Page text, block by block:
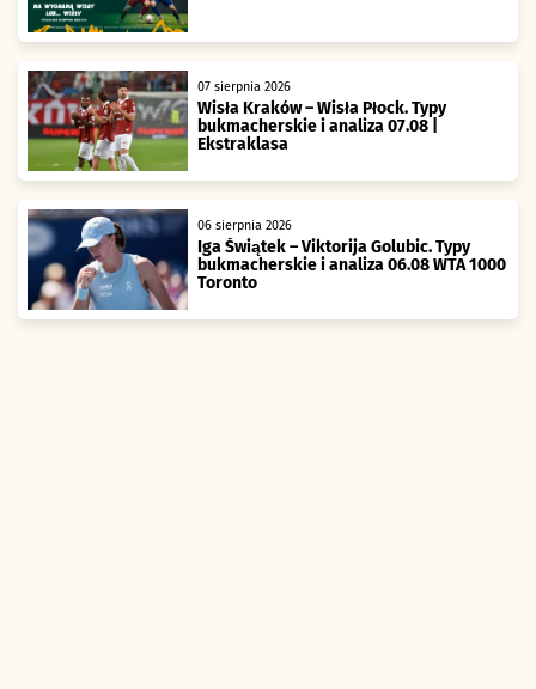
07 sierpnia 2026
Wisła Kraków – Wisła Płock. Typy
bukmacherskie i analiza 07.08 |
Ekstraklasa
06 sierpnia 2026
Iga Świątek – Viktorija Golubic. Typy
bukmacherskie i analiza 06.08 WTA 1000
Toronto